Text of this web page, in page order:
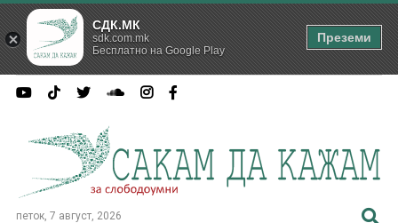
петок, 7 август, 2026
СДК.МК
sdk.com.mk
Бесплатно на Google Play
Преземи